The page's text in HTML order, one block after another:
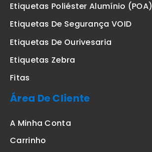
Etiquetas Poliéster Alumínio (POA)
Etiquetas De Segurança VOID
Etiquetas De Ourivesaria
Etiquetas Zebra
Fitas
Área De Cliente
A Minha Conta
Carrinho